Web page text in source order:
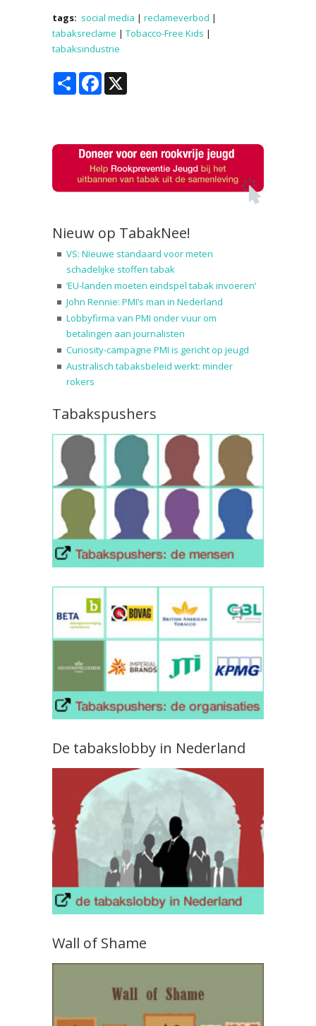
tags: social media | reclameverbod |
tabaksreclame | Tobacco-Free Kids |
tabaksindustrie
Share Facebook
Nieuw op TabakNee!
VS: Nieuwe standaard voor meten
schadelijke stoffen tabak
‘EU-landen moeten eindspel tabak invoeren’
John Rennie: PMI’s man in Nederland
Lobbyfirma van PMI onder vuur om
betalingen aan journalisten
Curiosity-campagne PMI is gericht op jeugd
Australisch tabaksbeleid werkt: minder
rokers
Tabakspushers
De tabakslobby in Nederland
Wall of Shame